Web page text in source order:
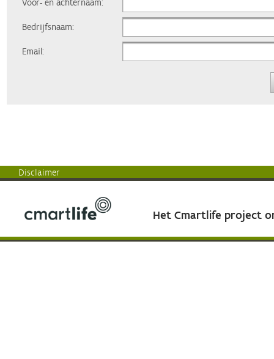
Bedrijfsnaam:
Email:
Disclaimer
Het Cmartlife project